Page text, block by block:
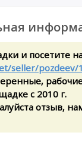
и посетите
seller/pozdeev/
с 2010 г.
отзыв,